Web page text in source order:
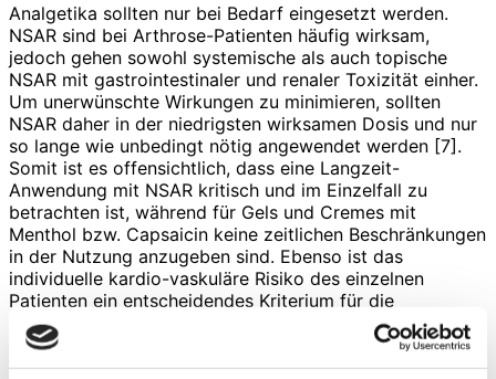
Analgetika sollten nur bei Bedarf eingesetzt werden.
NSAR sind bei Arthrose-Patienten häufig wirksam,
jedoch gehen sowohl systemische als auch topische
NSAR mit gastrointestinaler und renaler Toxizität einher.
Um unerwünschte Wirkungen zu minimieren, sollten
NSAR daher in der niedrigsten wirksamen Dosis und nur
so lange wie unbedingt nötig angewendet werden [7].
Somit ist es offensichtlich, dass eine Langzeit-
Anwendung mit NSAR kritisch und im Einzelfall zu
betrachten ist, während für Gels und Cremes mit
Menthol bzw. Capsaicin keine zeitlichen Beschränkungen
in der Nutzung anzugeben sind. Ebenso ist das
individuelle kardio-vaskuläre Risiko des einzelnen
Patienten ein entscheidendes Kriterium für die
Anwendung von nicht-medikamentösen topischen
Analgetika im Vergleich zu NSAR. Wenn andere
Wirkstoffe versagen oder kontraindiziert sind, können